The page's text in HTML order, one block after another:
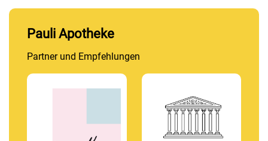
Pauli Apotheke
Partner und Empfehlungen